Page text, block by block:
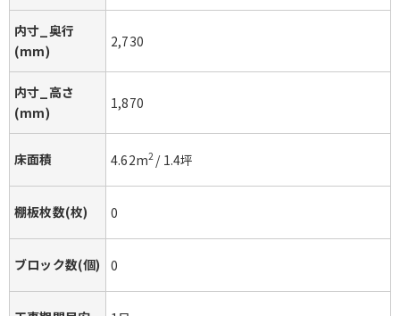
内寸_奥行
(mm)
2,730
内寸_高さ
(mm)
1,870
床面積 4.62m2/ 1.4坪
棚板枚数(枚) 0
ブロック数(個) 0